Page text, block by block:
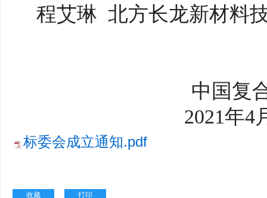
程艾琳 北方长龙新材料
中国复
2021年4
标委会成立通知.pdf
收藏 打印